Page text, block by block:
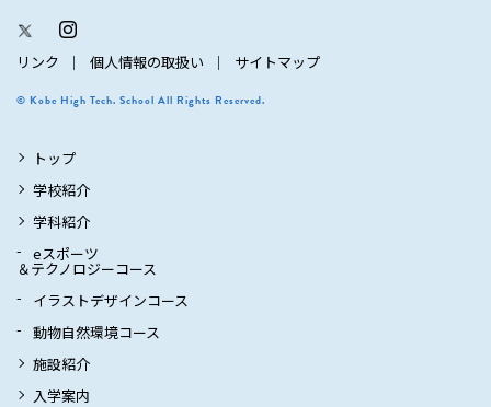
リンク 個人情報の取扱い サイトマップ
© Kobe High Tech. School All Rights Reserved.
トップ
学校紹介
学科紹介
eスポーツ
＆テクノロジーコース
イラストデザインコース
動物自然環境コース
施設紹介
入学案内